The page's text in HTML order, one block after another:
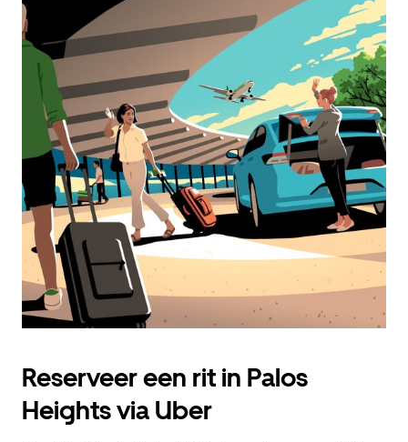
te
openen
en
een
datum
selecteren.
Druk
Escape
de
agenda
te
sluiten.
Reserveer een rit in Palos
Heights via Uber